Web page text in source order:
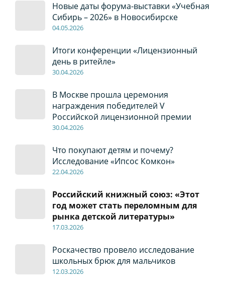
Новые даты форума-выставки «Учебная
Сибирь – 2026» в Новосибирске
04.05.2026
Итоги конференции «Лицензионный
день в ритейле»
30.04.2026
В Москве прошла церемония
награждения победителей V
Российской лицензионной премии
30.04.2026
Что покупают детям и почему?
Исследование «Ипсос Комкон»
22.04.2026
Российский книжный союз: «Этот
год может стать переломным для
рынка детской литературы»
17.03.2026
Роскачество провело исследование
школьных брюк для мальчиков
12.03.2026